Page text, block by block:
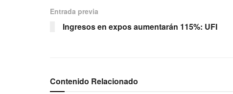
Entrada previa
Ingresos en expos aumentarán 115%: UFI
Contenido Relacionado